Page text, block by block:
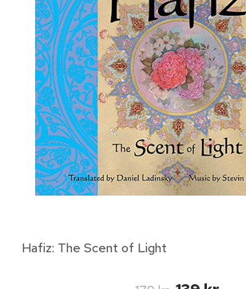
Hafiz: The Scent of Light